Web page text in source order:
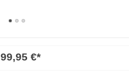
99,95 €*